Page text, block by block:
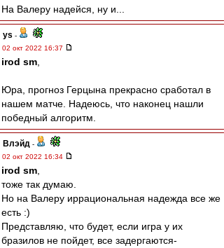
На Валеру надейся, ну и...
ys -
02 окт 2022 16:37
irod sm
Юра, прогноз Герцына прекрасно сработал в
нашем матче. Надеюсь, что наконец нашли
победный алгоритм.
Влэйд -
02 окт 2022 16:34
irod sm
тоже так думаю.
Но на Валеру иррациональная надежда все же
есть :)
Представляю, что будет, если игра у их
бразилов не пойдет, все задергаются-